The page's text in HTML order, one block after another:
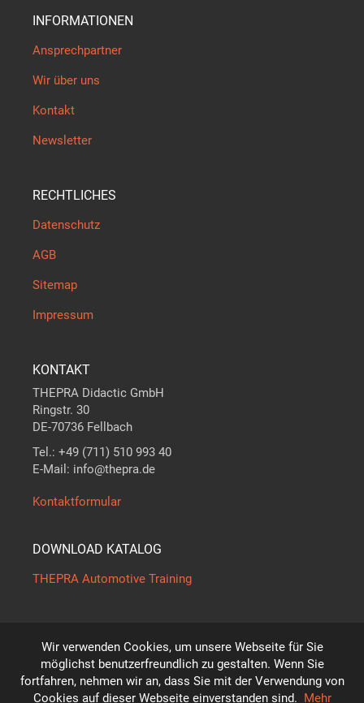
Wir verwenden Cookies, um unsere Webseite für Sie
möglichst benutzerfreundlich zu gestalten. Wenn Sie
fortfahren, nehmen wir an, dass Sie mit der Verwendung von
Cookies auf dieser Webseite einverstanden sind. Mehr
INFORMATIONEN
Ansprechpartner
Wir über uns
Kontakt
Newsletter
RECHTLICHES
Datenschutz
AGB
Sitemap
Impressum
KONTAKT
THEPRA Didactic GmbH
Ringstr. 30
DE-70736 Fellbach
Tel.: +49 (711) 510 993 40
E-Mail: info@thepra.de
Kontaktformular
DOWNLOAD KATALOG
THEPRA Automotive Training
Der Maßstab inTHEORIE +PRAXIS
Technische Änderungen vorbehalten!